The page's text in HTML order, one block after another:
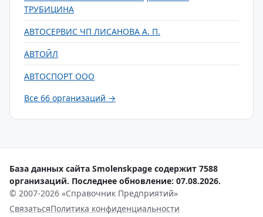
ТРУБИЦИНА
АВТОСЕРВИС ЧП ЛИСАНОВА А. П.
АВТОЙЛ
АВТОСПОРТ ООО
Все 66 организаций →
База данных сайта Smolenskpage содержит 7588
организаций. Последнее обновление: 07.08.2026.
© 2007-2026 «Справочник Предприятий»
СвязатьсяПолитика конфиденциальности